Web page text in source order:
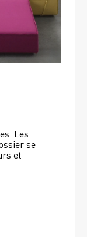
Les
se
et